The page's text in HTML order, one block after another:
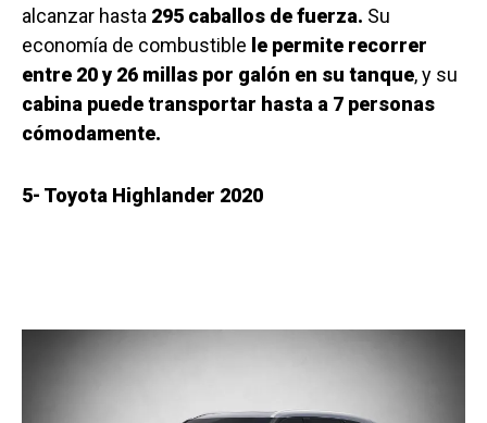
alcanzar hasta 295 caballos de fuerza. Su
economía de combustible le permite recorrer
entre 20 y 26 millas por galón en su tanque, y su
cabina puede transportar hasta a 7 personas
cómodamente.
5- Toyota Highlander 2020